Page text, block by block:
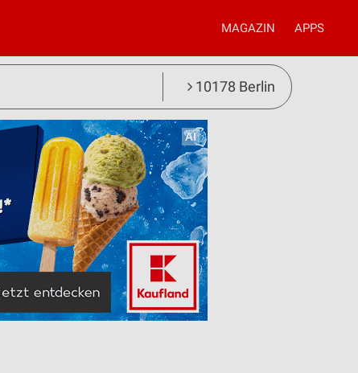
MAGAZIN APPS
10178 Berlin